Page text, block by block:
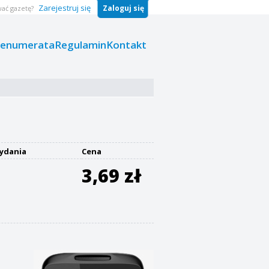
RegulaminKontakt
gazetę? Zarejestruj się Zaloguj się
Cena
3,69 zł